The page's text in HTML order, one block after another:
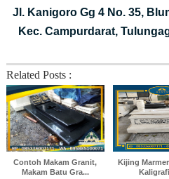
Jl. Kanigoro Gg 4 No. 35,
Kec. Campurdarat,
Related Posts :
Contoh Makam Granit,
Makam Batu Gra...
Kijing